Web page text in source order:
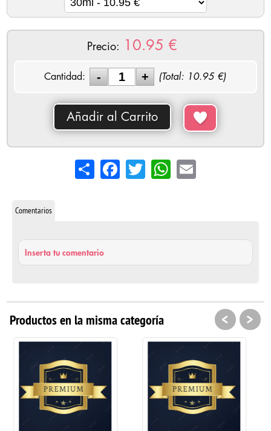
Precio: 10.95 €
Cantidad: (Total: 10.95€)
Añadir al Carrito
Share FacebookTwitterWhatsApp
Email
Comentarios
Inserta tu comentario
Productos en la misma categoría < >